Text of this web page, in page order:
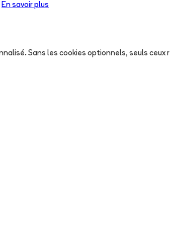
En savoir plus
Sans les cookies optionnels, seuls